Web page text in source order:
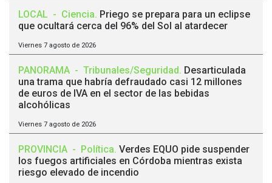
LOCAL - Ciencia. Priego se prepara para un eclipse
que ocultará cerca del 96% del Sol al atardecer
Viernes 7 agosto de 2026
PANORAMA - Tribunales/Seguridad. Desarticulada
una trama que habría defraudado casi 12 millones
de euros de IVA en el sector de las bebidas
alcohólicas
Viernes 7 agosto de 2026
PROVINCIA - Política. Verdes EQUO pide suspender
los fuegos artificiales en Córdoba mientras exista
riesgo elevado de incendio